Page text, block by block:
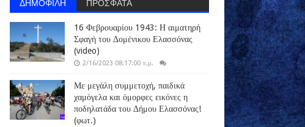
16 Φεβρουαρίου 1943: Η αιματηρή
Σφαγή του Δομένικου Ελασσόνας
(video)
2/16/2023 08:17:00 π.μ.
Με μεγάλη συμμετοχή, παιδικά
χαμόγελα και όμορφες εικόνες η
ποδηλατάδα του Δήμου Ελασσόνας!
(φωτ.)